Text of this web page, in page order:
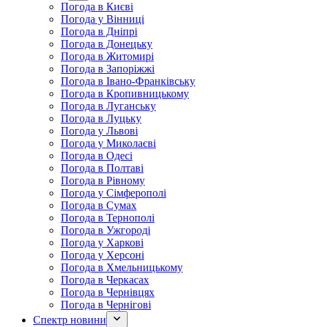
Погода в Києві
Погода у Вінниці
Погода в Дніпрі
Погода в Донецьку
Погода в Житомирі
Погода в Запоріжжі
Погода в Івано-Франківську
Погода в Кропивницькому
Погода в Луганську
Погода в Луцьку
Погода у Львові
Погода у Миколаєві
Погода в Одесі
Погода в Полтаві
Погода в Рівному
Погода у Сімферополі
Погода в Сумах
Погода в Тернополі
Погода в Ужгороді
Погода у Харкові
Погода у Херсоні
Погода в Хмельницькому
Погода в Черкасах
Погода в Чернівцях
Погода в Чернігові
Спектр новини